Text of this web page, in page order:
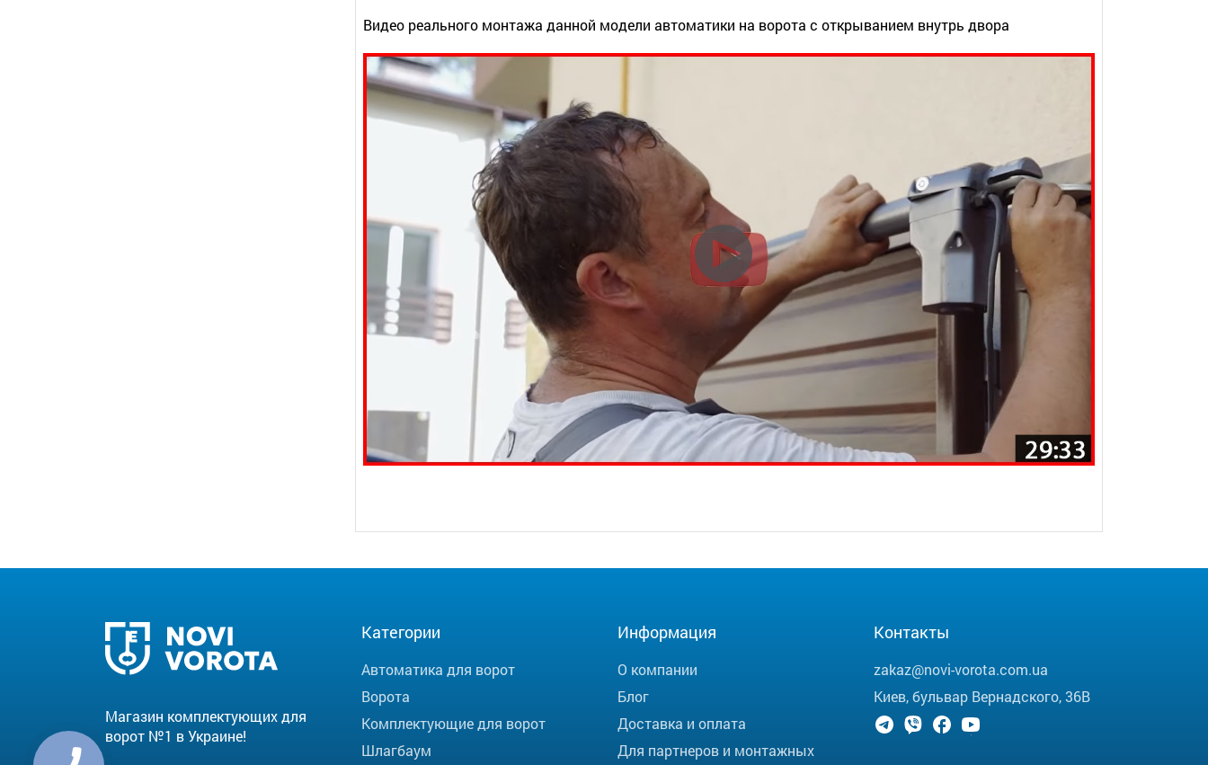
Видео реального монтажа данной модели автоматики на ворота с открыванием внутрь двора
Магазин комплектующих для
ворот №1 в Украине!
Категории
Автоматика для ворот
Ворота
Комплектующие для ворот
Шлагбаум
Информация
О компании
Блог
Доставка и оплата
Для партнеров и монтажных
Контакты
zakaz@novi-vorota.com.ua
Киев, бульвар Вернадского, 36В